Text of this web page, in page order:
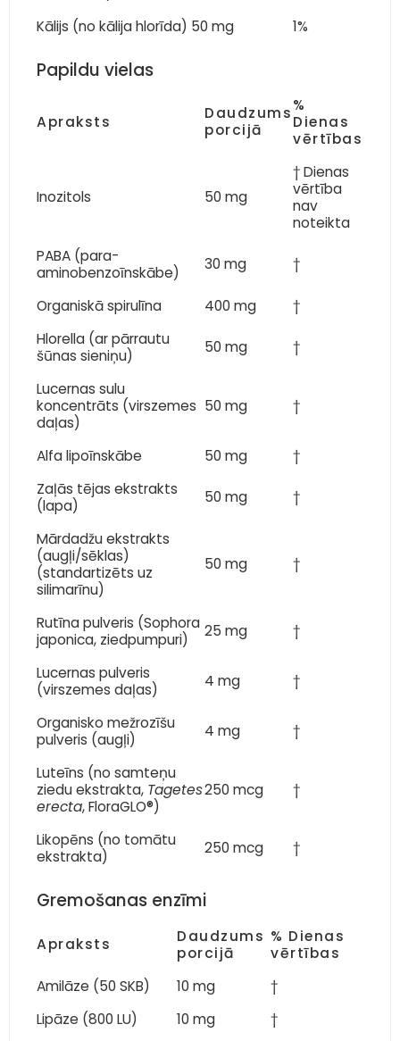
Kālijs (no kālija hlorīda) 50 mg 1%
Papildu vielas
Apraksts
Daudzums
porcijā
%
Dienas
vērtības
Inozitols 50 mg
† Dienas
vērtība
nav
noteikta
PABA (para-
aminobenzoīnskābe)
30 mg †
Organiskā spirulīna 400 mg
†
Hlorella (ar pārrautu
šūnas sieniņu)
50 mg †
Lucernas sulu
koncentrāts (virszemes
daļas)
50 mg †
Alfa lipoīnskābe 50 mg
†
Zaļās tējas ekstrakts
(lapa)
50 mg †
Mārdadžu ekstrakts
(augļi/sēklas)
(standartizēts uz
silimarīnu)
50 mg †
Rutīna pulveris (Sophora
japonica, ziedpumpuri)
25 mg †
Lucernas pulveris
(virszemes daļas)
4 mg †
Organisko mežrozīšu
pulveris (augļi)
4 mg †
Luteīns (no samteņu
ziedu ekstrakta, Tagetes
erecta, FloraGLO®)
250 mcg †
Likopēns (no tomātu
ekstrakta)
250 mcg †
Gremošanas enzīmi
Apraksts
Daudzums
porcijā
% Dienas
vērtības
Amilāze (50 SKB)
10 mg
†
Lipāze (800 LU)
10 mg
†